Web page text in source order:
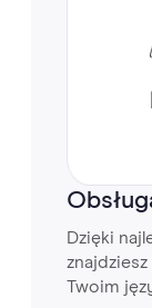
Dzięki
Twoim